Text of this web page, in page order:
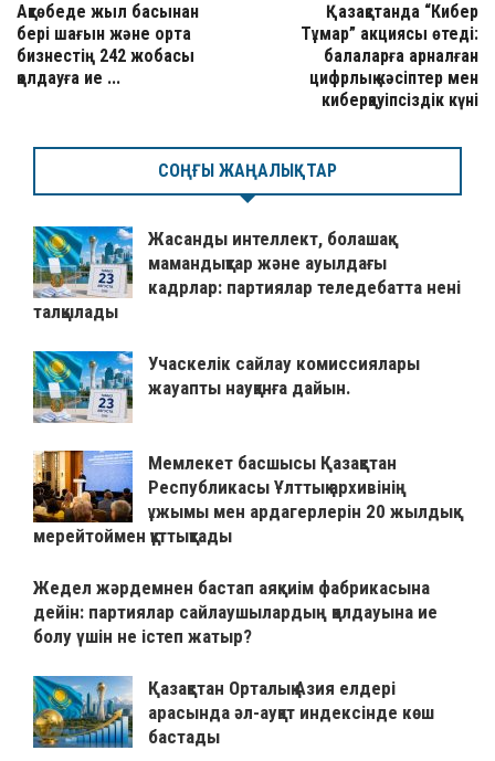
Ақтөбеде жыл басынан
бері шағын және орта
бизнестің 242 жобасы
қолдауға ие ...
Қазақстанда “Кибер
Тұмар” акциясы өтеді:
балаларға арналған
цифрлық кәсіптер мен
киберқауіпсіздік күні
СОҢҒЫ ЖАҢАЛЫҚТАР
Жасанды интеллект, болашақ
мамандықтар және ауылдағы
кадрлар: партиялар теледебатта нені
талқылады
Учаскелік сайлау комиссиялары
жауапты науқанға дайын.
Мемлекет басшысы Қазақстан
Республикасы Ұлттық архивінің
ұжымы мен ардагерлерін 20 жылдық
мерейтоймен құттықтады
Жедел жәрдемнен бастап аяқкиім фабрикасына
дейін: партиялар сайлаушылардың қолдауына ие
болу үшін не істеп жатыр?
Қазақстан Орталық Азия елдері
арасында әл-ауқат индексінде көш
бастады